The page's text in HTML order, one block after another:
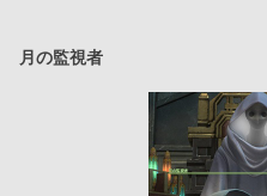
月の監視者